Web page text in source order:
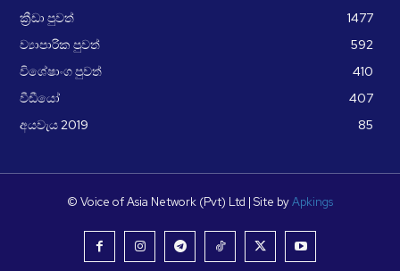
ක්‍රීඩා පුවත්
1477
ව්‍යාපාරික පුවත්
592
විශේෂාංග පුවත්
410
වීඩීයෝ
407
අයවැය 2019
85
© Voice of Asia Network (Pvt) Ltd | Site byApkings